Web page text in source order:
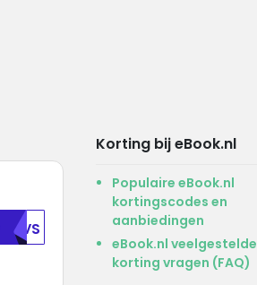
VEVS
Korting bij eBook.nl
Populaire eBook.nl
kortingscodes en
aanbiedingen
eBook.nl veelgestelde
korting vragen (FAQ)